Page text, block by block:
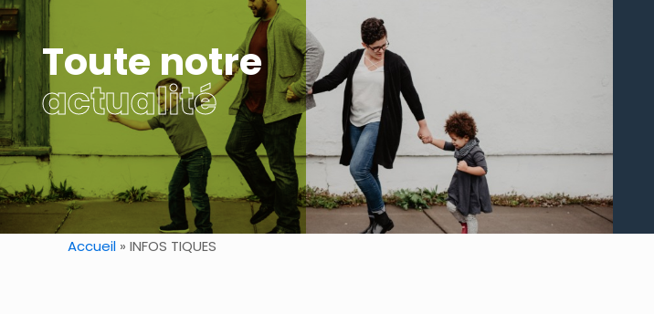
Toute notre
actualité
Accueil »INFOS TIQUES